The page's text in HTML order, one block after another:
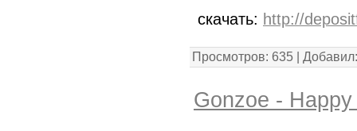
скачать: http://
Просмотров: 635 |
Gonzoe -